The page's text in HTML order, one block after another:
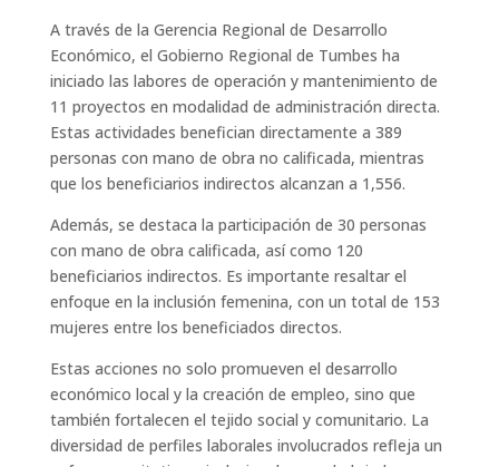
A través de la Gerencia Regional de Desarrollo
Económico, el Gobierno Regional de Tumbes ha
iniciado las labores de operación y mantenimiento de
11 proyectos en modalidad de administración directa.
Estas actividades benefician directamente a 389
personas con mano de obra no calificada, mientras
que los beneficiarios indirectos alcanzan a 1,556.
Además, se destaca la participación de 30 personas
con mano de obra calificada, así como 120
beneficiarios indirectos. Es importante resaltar el
enfoque en la inclusión femenina, con un total de 153
mujeres entre los beneficiados directos.
Estas acciones no solo promueven el desarrollo
económico local y la creación de empleo, sino que
también fortalecen el tejido social y comunitario. La
diversidad de perfiles laborales involucrados refleja un